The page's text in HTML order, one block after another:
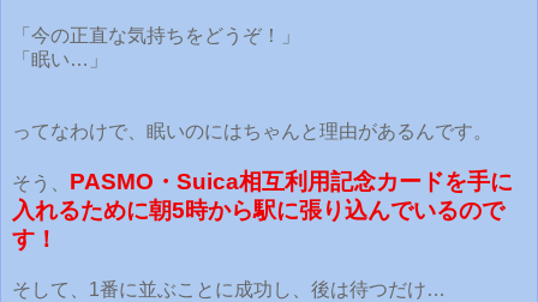
「今の正直な気持ちをどうぞ！」
「眠い…」
ってなわけで、眠いのにはちゃんと理由があるんです。
そう、 PASMO・Suica相互利用記念カードを手に
入れるために朝5時から駅に張り込んでいるので
す！
そして、1番に並ぶことに成功し、後は待つだけ…